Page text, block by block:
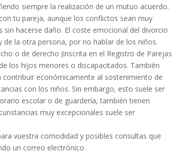
siempre la realización de un mutuo acuerdo.
tu pareja, aunque los conflictos sean muy
hacerse daño. El coste emocional del divorcio
la otra persona, por no hablar de los niños.
o de derecho (inscrita en el Registro de Parejas
los hijos menores o discapacitados. También
económicamente al sostenimiento de
con los niños. Sin embargo, esto suele ser
escolar o de guardería, también tienen
muy excepcionales suele ser
vuestra comodidad y posibles consultas que
un correo electrónico.